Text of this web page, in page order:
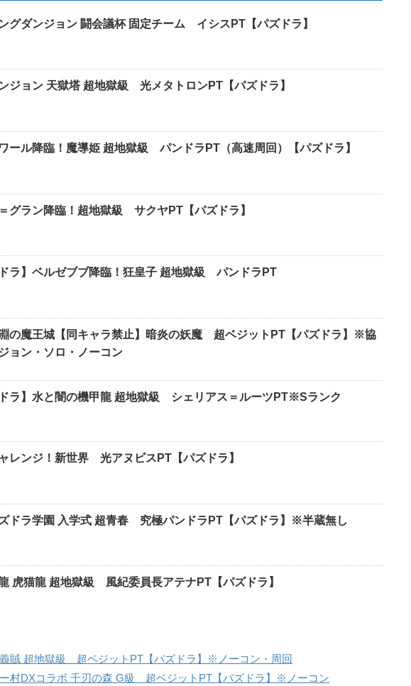
グダンジョン 闘会議杯 固定チーム イシスPT【パズドラ】
ジョン 天獄塔 超地獄級 光メタトロンPT【パズドラ】
ール降臨！魔導姫 超地獄級 パンドラPT（高速周回）【パズドラ】
グラン降臨！超地獄級 サクヤPT【パズドラ】
ドラ】ベルゼブブ降臨！狂皇子 超地獄級 パンドラPT
の魔王城【同キャラ禁止】暗炎の妖魔 超ベジットPT【パズドラ】※協
ョン・ソロ・ノーコン
ドラ】水と闇の機甲龍 超地獄級 シェリアス＝ルーツPT※Sランク
レンジ！新世界 光アヌビスPT【パズドラ】
ドラ学園 入学式 超青春 究極パンドラPT【パズドラ】※半蔵無し
虎猫龍 超地獄級 風紀委員長アテナPT【パズドラ】
賊 超地獄級 超ベジットPT【パズドラ】※ノーコン・周回
村DXコラボ 千刃の森 G級 超ベジットPT【パズドラ】※ノーコン